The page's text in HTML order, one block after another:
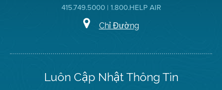
415.749.5000 | 1.800.HELP AIR
Chỉ Đường
Luôn Cập Nhật Thông Tin